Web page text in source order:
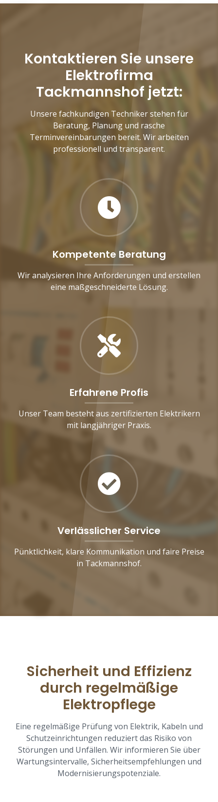
Kontaktieren Sie unsere
Elektrofirma
Tackmannshof jetzt:
Unsere fachkundigen Techniker stehen für
Beratung, Planung und rasche
Terminvereinbarungen bereit. Wir arbeiten
professionell und transparent.
Kompetente Beratung
Wir analysieren Ihre Anforderungen und erstellen
eine maßgeschneiderte Lösung.
Erfahrene Profis
Unser Team besteht aus zertifizierten Elektrikern
mit langjähriger Praxis.
Verlässlicher Service
Pünktlichkeit, klare Kommunikation und faire Preise
in Tackmannshof.
Sicherheit und Effizienz
durch regelmäßige
Elektropflege
Eine regelmäßige Prüfung von Elektrik, Kabeln und
Schutzeinrichtungen reduziert das Risiko von
Störungen und Unfällen. Wir informieren Sie über
Wartungsintervalle, Sicherheitsempfehlungen und
Modernisierungspotenziale.